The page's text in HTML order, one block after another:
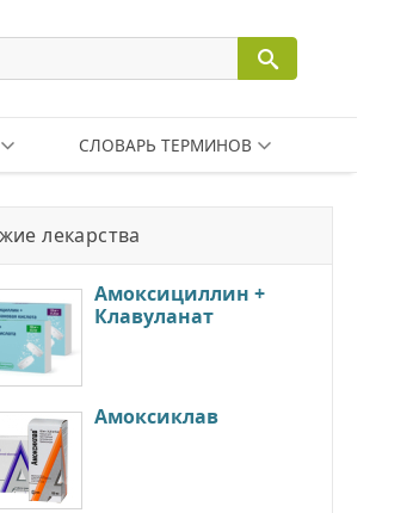
СЛОВАРЬ ТЕРМИНОВ
лекарства
Амоксициллин +
Клавуланат
Амоксиклав